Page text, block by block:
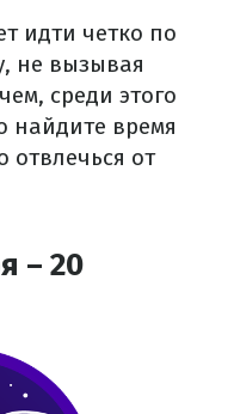
идти четко по
не вызывая
среди этого
найдите время
отвлечься от
– 20